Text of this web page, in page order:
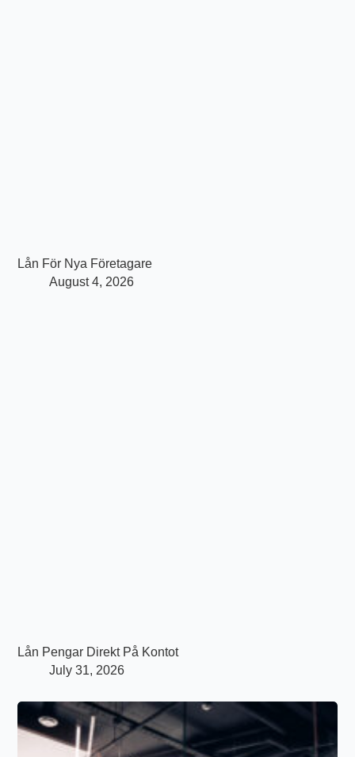
Lån För Nya Företagare
August 4, 2026
Lån Pengar Direkt På Kontot
July 31, 2026